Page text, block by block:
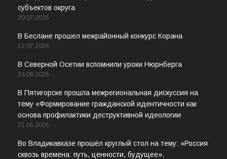
субъектов округа
20.07.2026
В Беслане прошел межрайонный конкурс Корана
12.07.2026
В Северной Осетии вспомнили уроки Нюрнберга
24.06.2026
В Пятигорске прошла межрегиональная дискуссия на
тему «Формирование гражданской идентичности как
основа профилактики деструктивной идеологии
21.06.2026
Во Владикавказе прошёл круглый стол на тему: «Россия
сквозь времена: путь, ценности, будущее».